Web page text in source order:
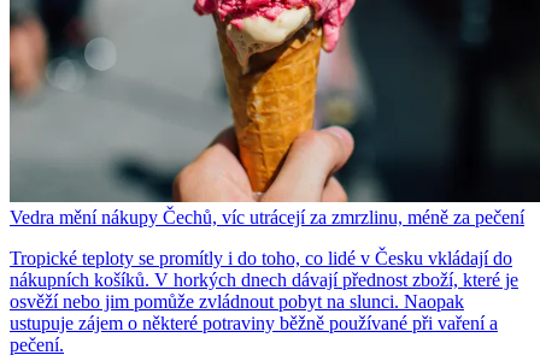
Vedra mění nákupy Čechů, víc utrácejí za zmrzlinu, méně za pečení
Tropické teploty se promítly i do toho, co lidé v Česku vkládají do
nákupních košíků. V horkých dnech dávají přednost zboží, které je
osvěží nebo jim pomůže zvládnout pobyt na slunci. Naopak
ustupuje zájem o některé potraviny běžně používané při vaření a
pečení.